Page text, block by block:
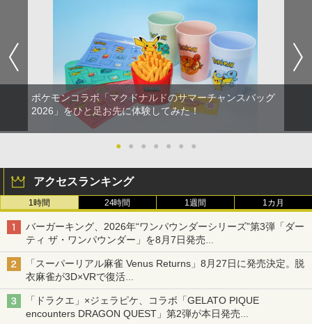
ポケモンコラボ「マクドナルドのサマーチャンスバッグ
2026」をひと足お先に体験してみた！
● ● ● ● ● ● ●
アクセスランキング
1時間 24時間 1週間 1カ月
バーガーキング、2026年“ワンパウンダーシリーズ”第3弾「ダー
ティ ザ・ワンパウンダー」を8月7日発売
「特製ガーリックマヨソース」を使用した超大型チーズバーガー
「スーパーリアル麻雀 Venus Returns」8月27日に発売決定。脱
衣麻雀が3D×VRで復活
発売から2週間は20%オフになるセールが実施
「ドラクエ」×ジェラピケ、コラボ「GELATO PIQUE
encounters DRAGON QUEST」第2弾が本日発売